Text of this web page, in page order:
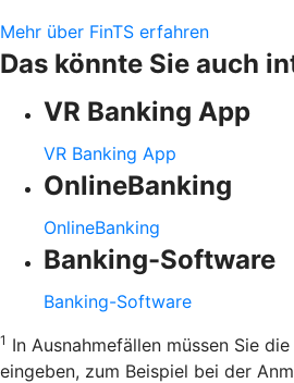
Mehr über FinTS erfahren
Das könnte Sie auch
VR Banking App
VR Banking App
OnlineBanking
OnlineBanking
Banking-Software
Banking-Software
1 In Ausnahmefällen müssen Sie
eingeben, zum Beispiel bei der